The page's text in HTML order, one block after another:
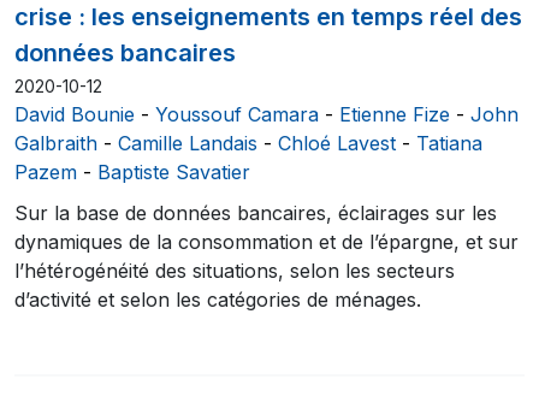
crise : les enseignements en temps réel des
données bancaires
2020-10-12
David Bounie - Youssouf Camara - Etienne Fize - John
Galbraith - Camille Landais - Chloé Lavest - Tatiana
Pazem - Baptiste Savatier
Sur la base de données bancaires, éclairages sur les
dynamiques de la consommation et de l’épargne, et sur
l’hétérogénéité des situations, selon les secteurs
d’activité et selon les catégories de ménages.